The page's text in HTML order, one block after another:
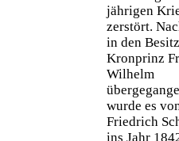
jährigen
zerstört.
in den
Kronprinz
Wilhelm
wurde es
Friedrich
ins Jahr